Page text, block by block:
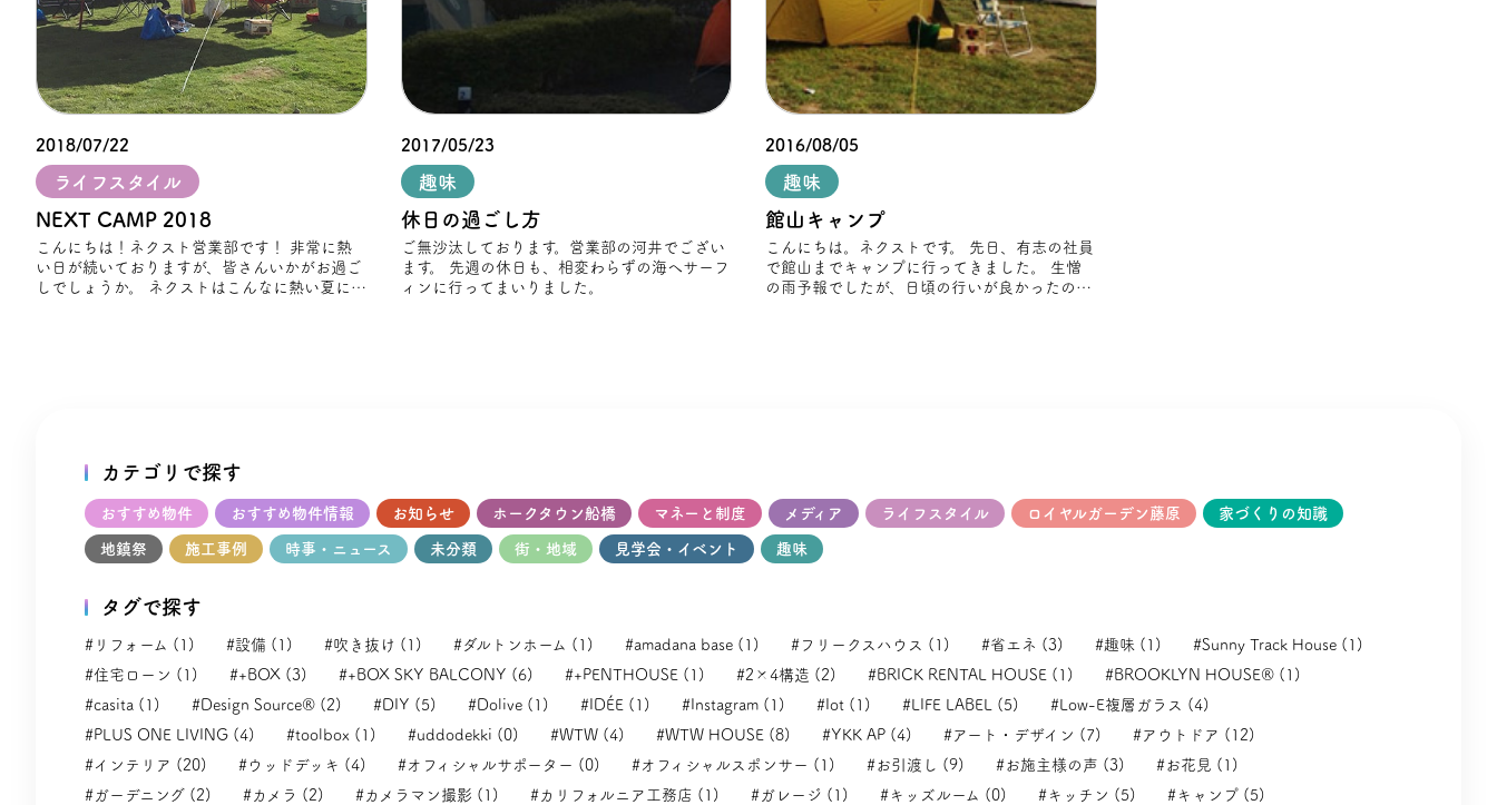
2018/07/22
ライフスタイル
NEXT CAMP 2018
こんにちは！ネクスト営業部です！ 非常に熱
い日が続いておりますが、皆さんいかがお過ご
しでしょうか。 ネクストはこんなに熱い夏にも
2017/05/23
趣味
休日の過ごし方
ご無沙汰しております。営業部の河井でござい
ます。 先週の休日も、相変わらずの海へサーフ
ィンに行ってまいりました。
2016/08/05
趣味
館山キャンプ
こんにちは。ネクストです。 先日、有志の社員
で館山までキャンプに行ってきました。 生憎
の雨予報でしたが、日頃の行いが良かったの
カテゴリで探す
おすすめ物件 おすすめ物件情報 お知らせ ホークタウン船橋 マネーと制度 メディア ライフスタイル ロイヤルガーデン藤原 家づくりの知識
地鎮祭 施工事例 時事・ニュース 未分類 街・地域 見学会・イベント 趣味
タグで探す
#リフォーム (1) #設備 (1) #吹き抜け (1) #ダルトンホーム (1) #amadana base (1) #フリークスハウス (1) #省エネ (3) #趣味 (1)
#Sunny Track House (1)
#住宅ローン (1)
#+BOX (3) #+BOX SKY BALCONY (6) #+PENTHOUSE (1) #2×4構造 (2) #BRICK RENTAL HOUSE (1)
#BROOKLYN HOUSE® (1)
#casita (1)
#Design Source® (2) #DIY (5) #Dolive (1) #IDÉE (1) #Instagram (1) #Iot (1) #LIFE LABEL (5)
#Low-E複層ガラス (4)
#PLUS ONE LIVING (4)
#toolbox (1) #uddodekki (0) #WTW (4) #WTW HOUSE (8) #YKK AP (4) #アート・デザイン (7)
#アウトドア (12)
#インテリア (20)
#ウッドデッキ (4) #オフィシャルサポーター (0) #オフィシャルスポンサー (1) #お引渡し (9) #お施主様の声 (3)
#お花見 (1)
#ガーデニング (2)
#カメラ (2) #カメラマン撮影 (1) #カリフォルニア工務店 (1) #ガレージ (1) #キッズルーム (0) #キッチン (5)
#キャンプ (5)